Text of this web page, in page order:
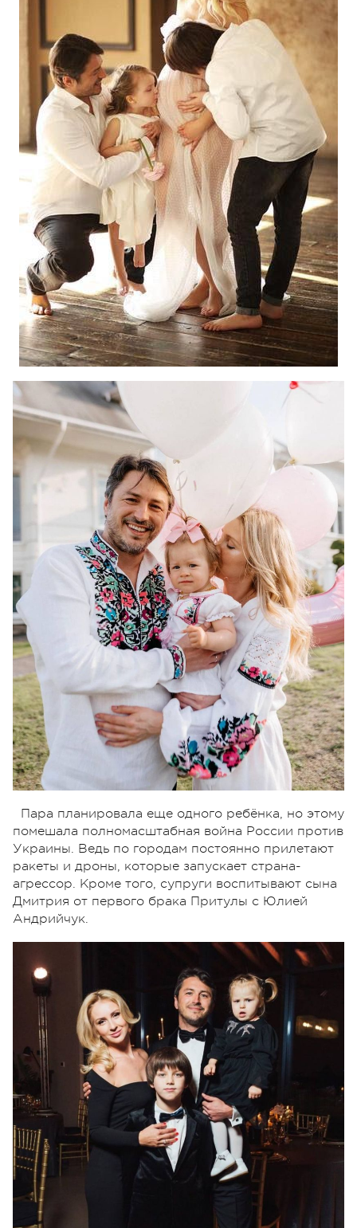
Пара планировала еще одного ребёнка, но этому
помешала полномасштабная война России против
Украины. Ведь по городам постоянно прилетают
ракеты и дроны, которые запускает страна-
агрессор. Кроме того, супруги воспитывают сына
Дмитрия от первого брака Притулы с Юлией
Андрийчук.